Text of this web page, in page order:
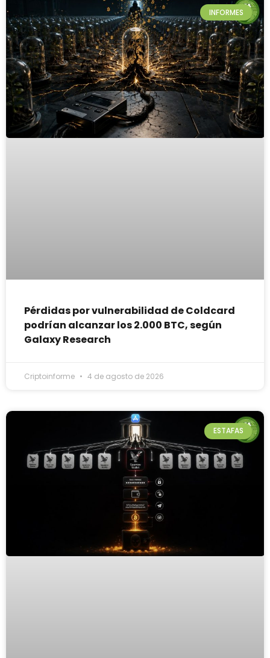
INFORMES
Pérdidas por vulnerabilidad de Coldcard
podrían alcanzar los 2.000 BTC, según
Galaxy Research
Criptoinforme 4 de agosto de 2026
ESTAFAS